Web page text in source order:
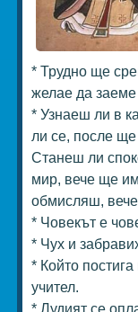
* Трудно ще
желае да заеме
* Узнаеш ли в
ли се, после
Станеш ли
мир, вече ще
обмисляш,
* Човекът е
* Чух и
* Който
учител.
* Лудият се